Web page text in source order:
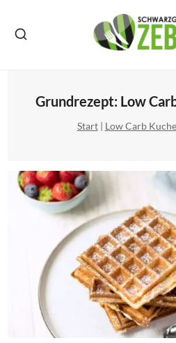
Inhalt
Grundrezept: Low
Start| Low Carb